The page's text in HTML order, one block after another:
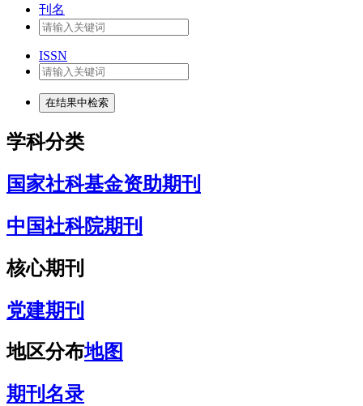
刊名
ISSN
学科分类
国家社科基金资助期刊
中国社科院期刊
核心期刊
党建期刊
地区分布地图
期刊名录